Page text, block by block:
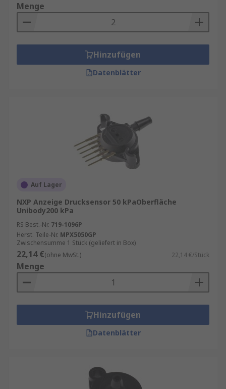
Menge
Hinzufügen
Datenblätter
Auf Lager
NXP Anzeige Drucksensor 50 kPaOberfläche
Unibody200 kPa
RS Best.-Nr. 719-1096P
Herst. Teile-Nr. MPX5050GP
Zwischensumme 1 Stück (geliefert in Box)
22,14 €(ohne MwSt.) 22,14 €/Stück
Menge
Hinzufügen
Datenblätter